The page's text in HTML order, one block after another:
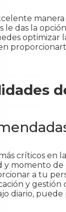
das la
críticos en
y momento
a tu
y
diario, puede